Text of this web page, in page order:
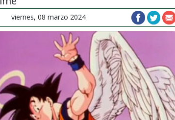
viernes, 08 marzo 2024